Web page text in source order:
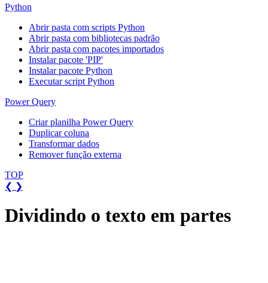
Python
Abrir pasta com scripts Python
Abrir pasta com bibliotecas padrão
Abrir pasta com pacotes importados
Instalar pacote 'PIP'
Instalar pacote Python
Executar script Python
Power Query
Criar planilha Power Query
Duplicar coluna
Transformar dados
Remover função externa
TOP
❮ ❯
Dividindo o texto em partes